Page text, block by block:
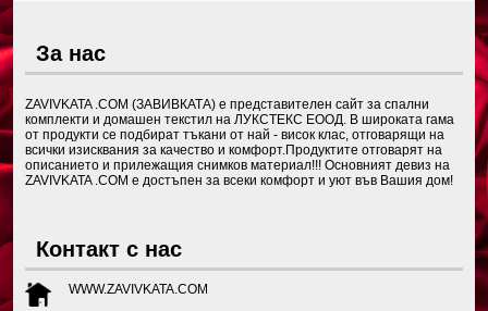
За нас
ZAVIVKATA .COM (ЗАВИВКАТА) е представителен сайт за спални
комплекти и домашен текстил на ЛУКСТЕКС ЕООД. В широката гама
от продукти се подбират тъкани от най - висок клас, отговарящи на
всички изисквания за качество и комфорт.Продуктите отговарят на
описанието и прилежащия снимков материал!!! Основният девиз на
ZAVIVKATA .COM е достъпен за всеки комфорт и уют във Вашия дом!
Контакт с нас
WWW.ZAVIVKATA.COM